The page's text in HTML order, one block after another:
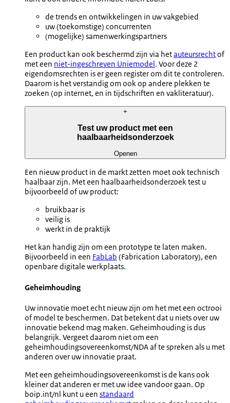
de trends en ontwikkelingen in uw vakgebied
uw (toekomstige) concurrenten
(mogelijke) samenwerkingspartners
Een product kan ook beschermd zijn via hetauteursrechtof
met een niet-ingeschreven Uniemodel . Voor deze 2
eigendomsrechten is er geen register om dit te controleren.
Daarom is het verstandig om ook op andere plekken te
zoeken (op internet, en in tijdschriften en vakliteratuur).
+
Test uw product met een
haalbaarheidsonderzoek
Openen
Een nieuw product in de markt zetten moet ook technisch
haalbaar zijn. Met een haalbaarheidsonderzoek test u
bijvoorbeeld of uw product:
bruikbaar is
veilig is
werkt in de praktijk
Het kan handig zijn om een prototype te laten maken.
Bijvoorbeeld in een FabLab (Fabrication Laboratory), een
openbare digitale werkplaats.
Geheimhouding
Uw innovatie moet echt nieuw zijn om het met een octrooi
of model te beschermen. Dat betekent dat u niets over uw
innovatie bekend mag maken. Geheimhouding is dus
belangrijk. Vergeet daarom niet om een
geheimhoudingsovereenkomst/NDA af te spreken als u met
anderen over uw innovatie praat.
Met een geheimhoudingsovereenkomst is de kans ook
kleiner dat anderen er met uw idee vandoor gaan. Op
boip.int/nl kunt u een standaard